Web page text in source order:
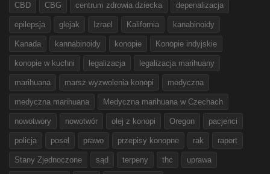
CBD CBG centrum zdrowia dziecka depenalizacja
epilepsja glejak Izrael Kalifornia kanabinoidy
Kanada kannabinoidy konopie Konopie indyjskie
konopie w kuchni legalizacja legalizacja marihuany
marihuana marsz wyzwolenia konopi medyczna
medyczna marihuana Medyczna marihuana w Czechach
nowotwory nowotwór olej z konopi Oregon pacjenci
policja poseł prawo przepisy konopne rak raport
Stany Zjednoczone sąd terpeny thc uprawa